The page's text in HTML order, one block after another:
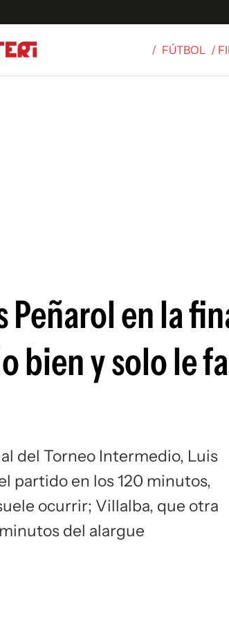
/ FÚTBOL /
Peñarol en la
bien y solo le
del Torneo Intermedio, Luis
partido en los 120 minutos,
ocurrir; Villalba, que otra
del alargue